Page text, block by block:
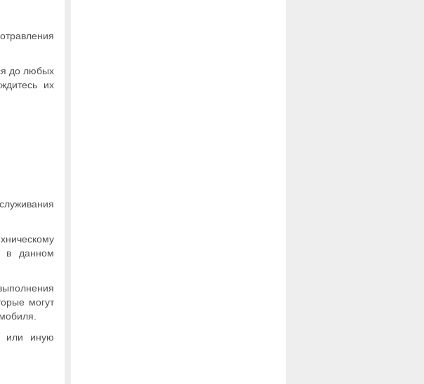
до любых
их
в данном
могут
или иную